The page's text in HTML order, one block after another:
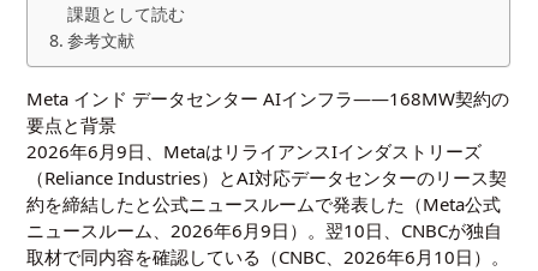
課題として読む
参考文献
Meta インド データセンター AIインフラ——168MW契約の
要点と背景
2026年6月9日、MetaはリライアンスIインダストリーズ
（Reliance Industries）とAI対応データセンターのリース契
約を締結したと公式ニュースルームで発表した（Meta公式
ニュースルーム、2026年6月9日 ）。翌10日、CNBCが独自
取材で同内容を確認している（CNBC、2026年6月10日 ）。